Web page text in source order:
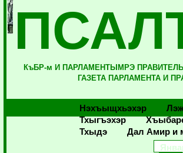
КъБР-м И ПАРЛАМЕНТЫМРЭ
ГАЗЕТА ПАРЛАМЕНТА И
Нэхъыщхьэхэр
Тхыгъэхэр
Тхыдэ
Дал Амир и